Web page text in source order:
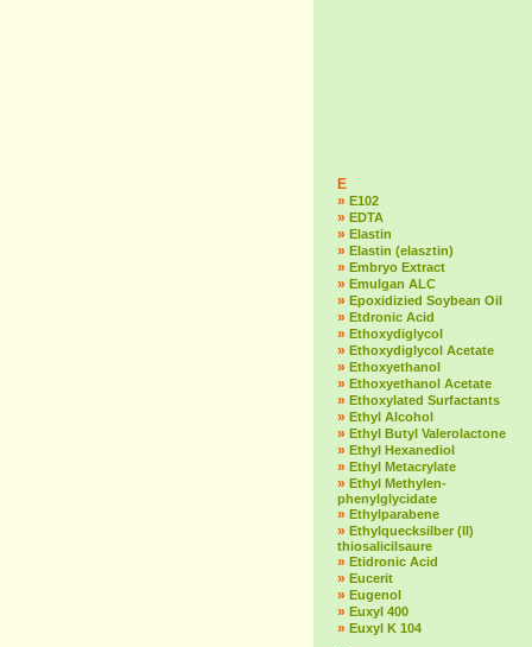
E
» E102
» EDTA
» Elastin
» Elastin (elasztin)
» Embryo Extract
» Emulgan ALC
» Epoxidizied Soybean Oil
» Etdronic Acid
» Ethoxydiglycol
» Ethoxydiglycol Acetate
» Ethoxyethanol
» Ethoxyethanol Acetate
» Ethoxylated Surfactants
» Ethyl Alcohol
» Ethyl Butyl Valerolactone
» Ethyl Hexanediol
» Ethyl Metacrylate
» Ethyl Methylen-
phenylglycidate
» Ethylparabene
» Ethylquecksilber (II)
thiosalicilsaure
» Etidronic Acid
» Eucerit
» Eugenol
» Euxyl 400
» Euxyl K 104